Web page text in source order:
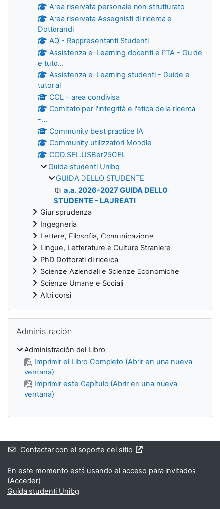
Area riservata personale non strutturato
Area riservata Assegnisti di ricerca e
Dottorandi
AQ - Rappresentanti Studenti
Assistenza e-Learning docenti e PTA - Guide
e tuto...
Assistenza e-Learning studenti - Guide e
tutorial
CCL - area condivisa
Comitato per l'integrità e l'etica della ricerca
-...
Community best practice IA
Community utilizzatori Moodle
COD.SEL.USBer25CEL
Guida studenti Unibg
GUIDA DELLO STUDENTE
a.a. 2026-2027 GUIDA DELLO
STUDENTE - LAUREATI
Giurisprudenza
Ingegneria
Lettere, Filosofia, Comunicazione
Lingue, Letterature e Culture Straniere
PhD Dottorati di ricerca
Scienze Aziendali e Scienze Economiche
Scienze Umane e Sociali
Altri corsi
Administración
Administración del Libro
Imprimir el Libro Completo (Abrir en una nueva
ventana)
Imprimir este Capítulo (Abrir en una nueva
ventana)
Bloques suplementarios
Contactar con el soporte del sitio
En este momento está usando el acceso para invitados
(Acceder)
Guida studenti Unibg